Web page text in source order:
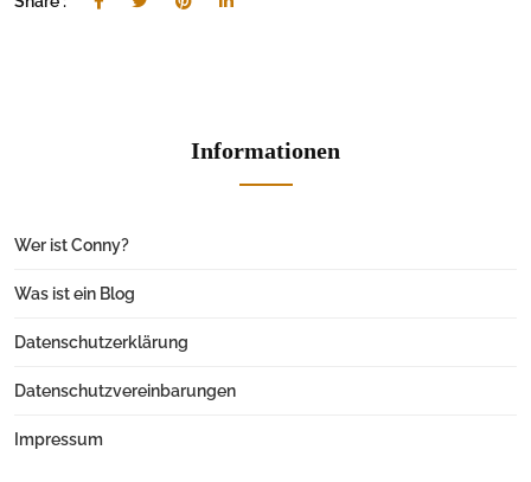
Informationen
Wer ist Conny?
Was ist ein Blog
Datenschutzerklärung
Datenschutzvereinbarungen
Impressum